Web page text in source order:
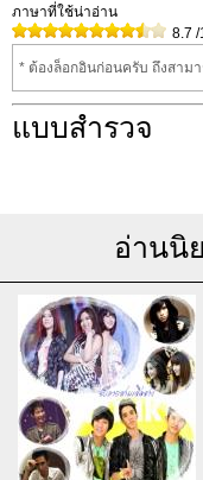
ภาษาที่ใช้น่าอ่าน
8.7 /
* ต้องล็อกอินก่อนครับ ถึงสาม
แบบสำรวจ
อ่านนิ